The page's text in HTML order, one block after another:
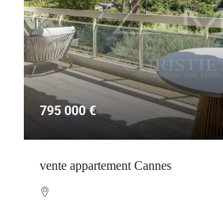
795 000 €
vente appartement Cannes